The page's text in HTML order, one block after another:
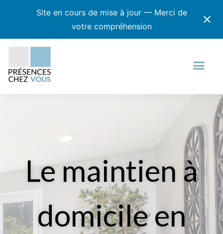
Site en cours de mise à jour — Merci de
votre compréhension
Le maintien à
domicile en